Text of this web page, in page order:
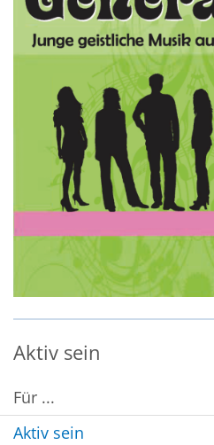
Aktiv sein
Für ...
Aktiv sein